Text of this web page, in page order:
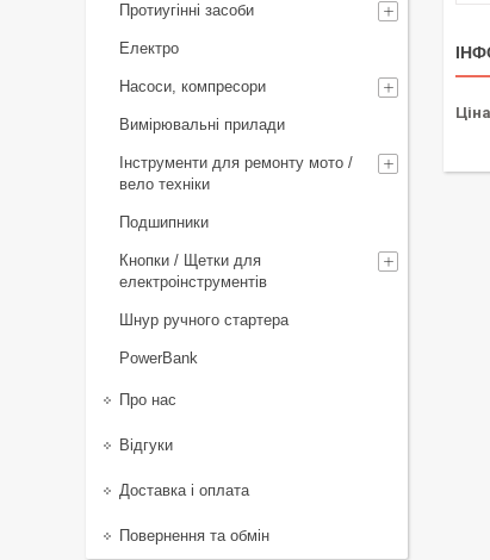
Протиугінні засоби
Електро
Насоси, компресори
Вимірювальні прилади
Інструменти для ремонту мото /
вело техніки
Подшипники
Кнопки / Щетки для
електроінструментів
Шнур ручного стартера
PowerBank
Про нас
Відгуки
Доставка і оплата
Повернення та обмін